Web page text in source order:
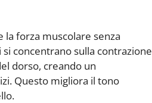
la forza muscolare senza
concentrano sulla contrazione
dorso, creando un
Questo migliora il tono